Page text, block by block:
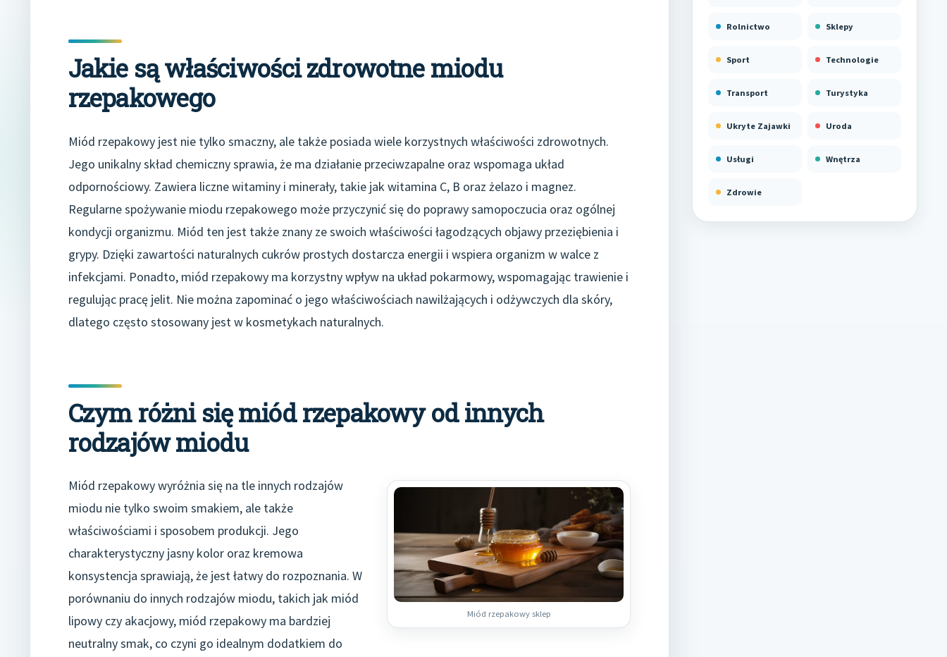
Jakie są właściwości zdrowotne miodu
rzepakowego
Miód rzepakowy jest nie tylko smaczny, ale także posiada wiele korzystnych właściwości zdrowotnych.
Jego unikalny skład chemiczny sprawia, że ma działanie przeciwzapalne oraz wspomaga układ
odpornościowy. Zawiera liczne witaminy i minerały, takie jak witamina C, B oraz żelazo i magnez.
Regularne spożywanie miodu rzepakowego może przyczynić się do poprawy samopoczucia oraz ogólnej
kondycji organizmu. Miód ten jest także znany ze swoich właściwości łagodzących objawy przeziębienia i
grypy. Dzięki zawartości naturalnych cukrów prostych dostarcza energii i wspiera organizm w walce z
infekcjami. Ponadto, miód rzepakowy ma korzystny wpływ na układ pokarmowy, wspomagając trawienie i
regulując pracę jelit. Nie można zapominać o jego właściwościach nawilżających i odżywczych dla skóry,
dlatego często stosowany jest w kosmetykach naturalnych.
Czym różni się miód rzepakowy od innych
rodzajów miodu
Miód rzepakowy sklep
Miód rzepakowy wyróżnia się na tle innych rodzajów
miodu nie tylko swoim smakiem, ale także
właściwościami i sposobem produkcji. Jego
charakterystyczny jasny kolor oraz kremowa
konsystencja sprawiają, że jest łatwy do rozpoznania. W
porównaniu do innych rodzajów miodu, takich jak miód
lipowy czy akacjowy, miód rzepakowy ma bardziej
neutralny smak, co czyni go idealnym dodatkiem do
Rolnictwo Sklepy
Sport Technologie
Transport Turystyka
Ukryte Zajawki Uroda
Usługi Wnętrza
Zdrowie